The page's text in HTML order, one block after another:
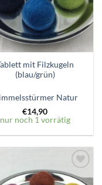
mit Filzkugeln
(blau/grün)
Natur
€14,90
nur noch 1 vorrätig
Zum